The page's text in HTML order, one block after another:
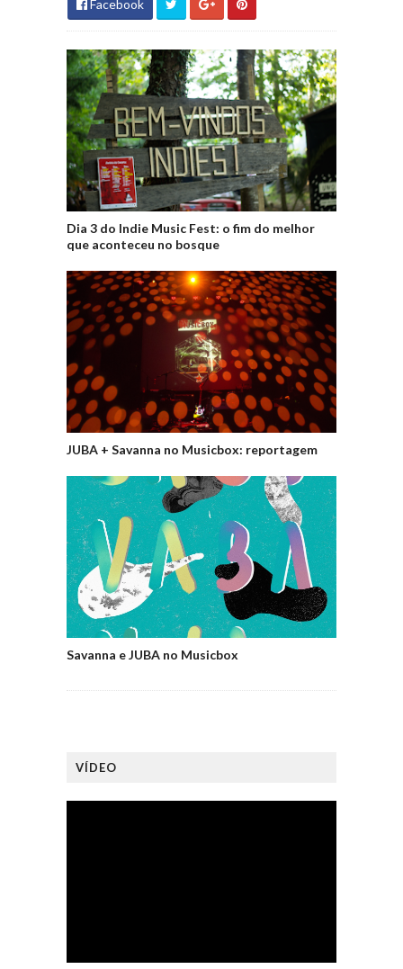
Facebook
Dia 3 do Indie Music Fest: o fim do melhor
que aconteceu no bosque
JUBA + Savanna no Musicbox: reportagem
Savanna e JUBA no Musicbox
VÍDEO